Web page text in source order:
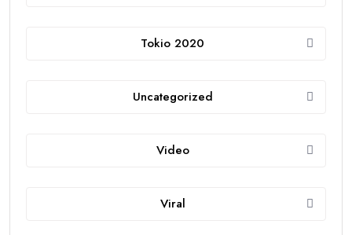
Tokio 2020
Uncategorized
Video
Viral